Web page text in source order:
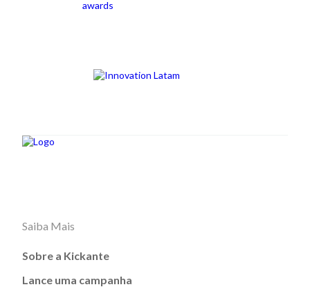
Saiba Mais
Sobre a Kickante
Lance uma campanha